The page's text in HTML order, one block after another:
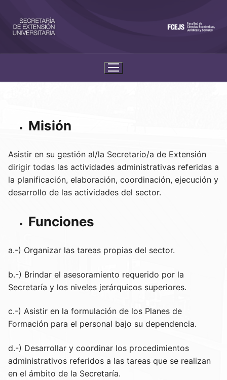
Misión
Asistir en su gestión al/la Secretario/a de Extensión
dirigir todas las actividades administrativas referidas a
la planificación, elaboración, coordinación, ejecución y
desarrollo de las actividades del sector.
Funciones
a.-) Organizar las tareas propias del sector.
b.-) Brindar el asesoramiento requerido por la
Secretaría y los niveles jerárquicos superiores.
c.-) Asistir en la formulación de los Planes de
Formación para el personal bajo su dependencia.
d.-) Desarrollar y coordinar los procedimientos
administrativos referidos a las tareas que se realizan
en el ámbito de la Secretaría.